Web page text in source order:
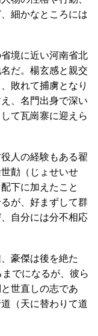
細かなところには
境に近い河南省北
だ。楊玄感と親交
敗れて捕虜となり
、名門出身で深い
て瓦崗寨に迎えら
人の経験もある翟
勣（じょせいせ
下に加えたこと
が、好まずして群
自分には分不相応
豪傑は後を絶た
でになるが、彼ら
世直しの志であ
（天に替わりて道